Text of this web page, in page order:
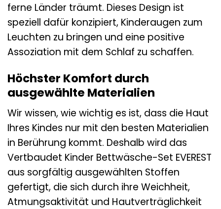
ferne Länder träumt. Dieses Design ist
speziell dafür konzipiert, Kinderaugen zum
Leuchten zu bringen und eine positive
Assoziation mit dem Schlaf zu schaffen.
Höchster Komfort durch
ausgewählte Materialien
Wir wissen, wie wichtig es ist, dass die Haut
Ihres Kindes nur mit den besten Materialien
in Berührung kommt. Deshalb wird das
Vertbaudet Kinder Bettwäsche-Set EVEREST
aus sorgfältig ausgewählten Stoffen
gefertigt, die sich durch ihre Weichheit,
Atmungsaktivität und Hautverträglichkeit